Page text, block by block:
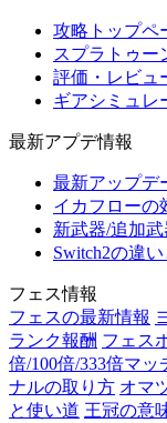
攻略トップペ
スプラトゥー
評価・レビュ
ギアシミュレ
最新アプデ情報
最新アップデ
イカフローの
新武器/追加
Switch2の違
フェス情報
フェスの最新情報
ランク報酬 フェス
倍/100倍/333倍マッ
ナルの取り方 オマ
と使い道 王冠の意